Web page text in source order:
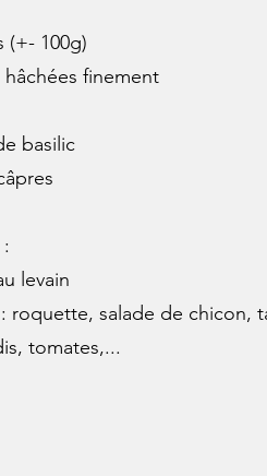
(+- 100g)
finement
basilic
levain
roquette, salade de chicon,
tomates,...